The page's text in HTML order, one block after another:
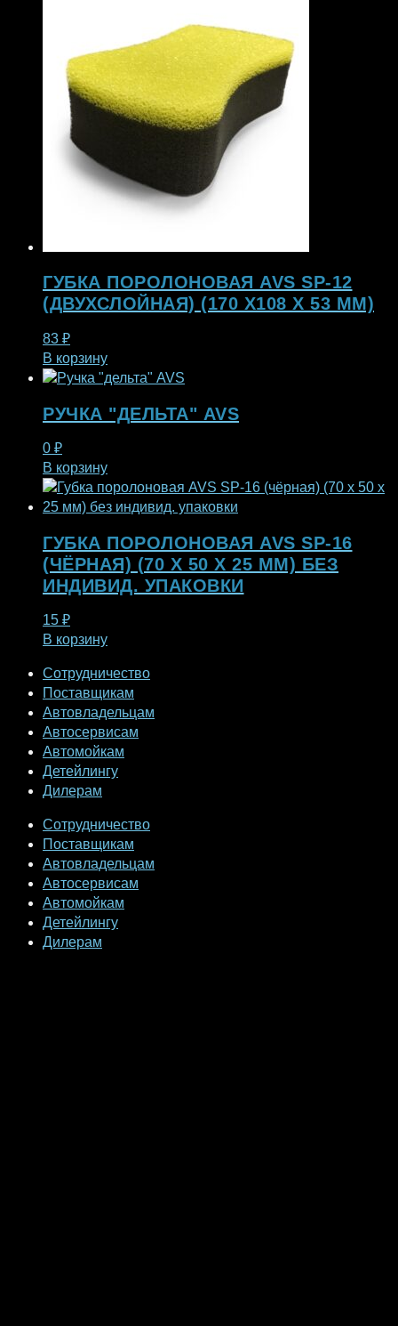
ГУБКА ПОРОЛОНОВАЯ AVS SP-12
(ДВУХСЛОЙНАЯ) (170 X108 X 53 ММ)
83 ₽
В корзину
РУЧКА "ДЕЛЬТА" AVS
0 ₽
В корзину
ГУБКА ПОРОЛОНОВАЯ AVS SP-16
(ЧЁРНАЯ) (70 X 50 X 25 ММ) БЕЗ
ИНДИВИД. УПАКОВКИ
15 ₽
В корзину
Сотрудничество
Поставщикам
Автовладельцам
Автосервисам
Автомойкам
Детейлингу
Дилерам
Сотрудничество
Поставщикам
Автовладельцам
Автосервисам
Автомойкам
Детейлингу
Дилерам